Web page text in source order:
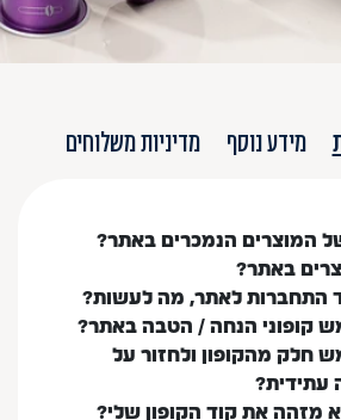
מידע נוסף מדיניות משלוחים
המוצרים הנמכרים באתר?
באתר?
התחברות לאתר, מה לעשות?
קופוני הנחה / הטבה באתר?
חלק מהקופון ולחזור על
עתידית?
מזהה את קוד הקופון שלי?